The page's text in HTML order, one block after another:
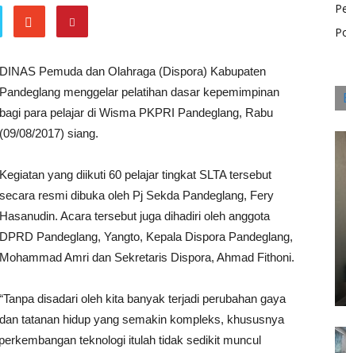
DINAS Pemuda dan Olahraga (Dispora) Kabupaten
Pandeglang menggelar pelatihan dasar kepemimpinan
bagi para pelajar di Wisma PKPRI Pandeglang, Rabu
(09/08/2017) siang.
Kegiatan yang diikuti 60 pelajar tingkat SLTA tersebut
secara resmi dibuka oleh Pj Sekda Pandeglang, Fery
Hasanudin. Acara tersebut juga dihadiri oleh anggota
DPRD Pandeglang, Yangto, Kepala Dispora Pandeglang,
Mohammad Amri dan Sekretaris Dispora, Ahmad Fithoni.
“Tanpa disadari oleh kita banyak terjadi perubahan gaya
dan tatanan hidup yang semakin kompleks, khususnya
teknologi itulah tidak sedikit muncul